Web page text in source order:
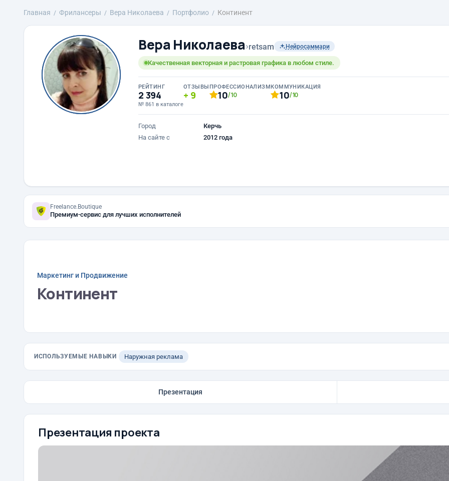
Главная Фрилансеры Вера Николаева Портфолио Континент
Вера Николаева›retsam Нейросаммари
Качественная векторная и растровая графика в любом стиле.
РЕЙТИНГ
2 394
№ 861 в каталоге
ОТЗЫВЫ
9
ПРОФЕССИОНАЛИЗМ
10/10
КОММУНИКАЦИЯ
10/10
Город
Керчь
На сайте с
2012 года
Freelance.Boutique
Премиум-сервис для лучших исполнителей
Маркетинг и Продвижение
Континент
ИСПОЛЬЗУЕМЫЕ НАВЫКИ Наружная реклама
Презентация
Презентация проекта